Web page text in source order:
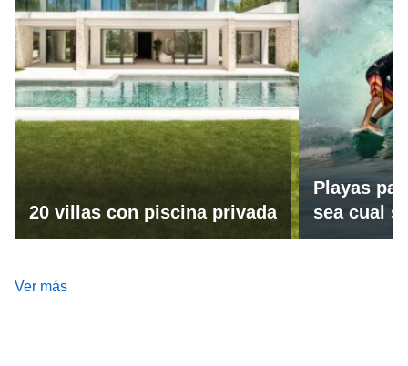
20 villas con piscina privada
Playas
sea cual
Ver más